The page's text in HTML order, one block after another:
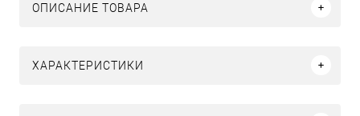
ОПИСАНИЕ ТОВАРА
ХАРАКТЕРИСТИКИ